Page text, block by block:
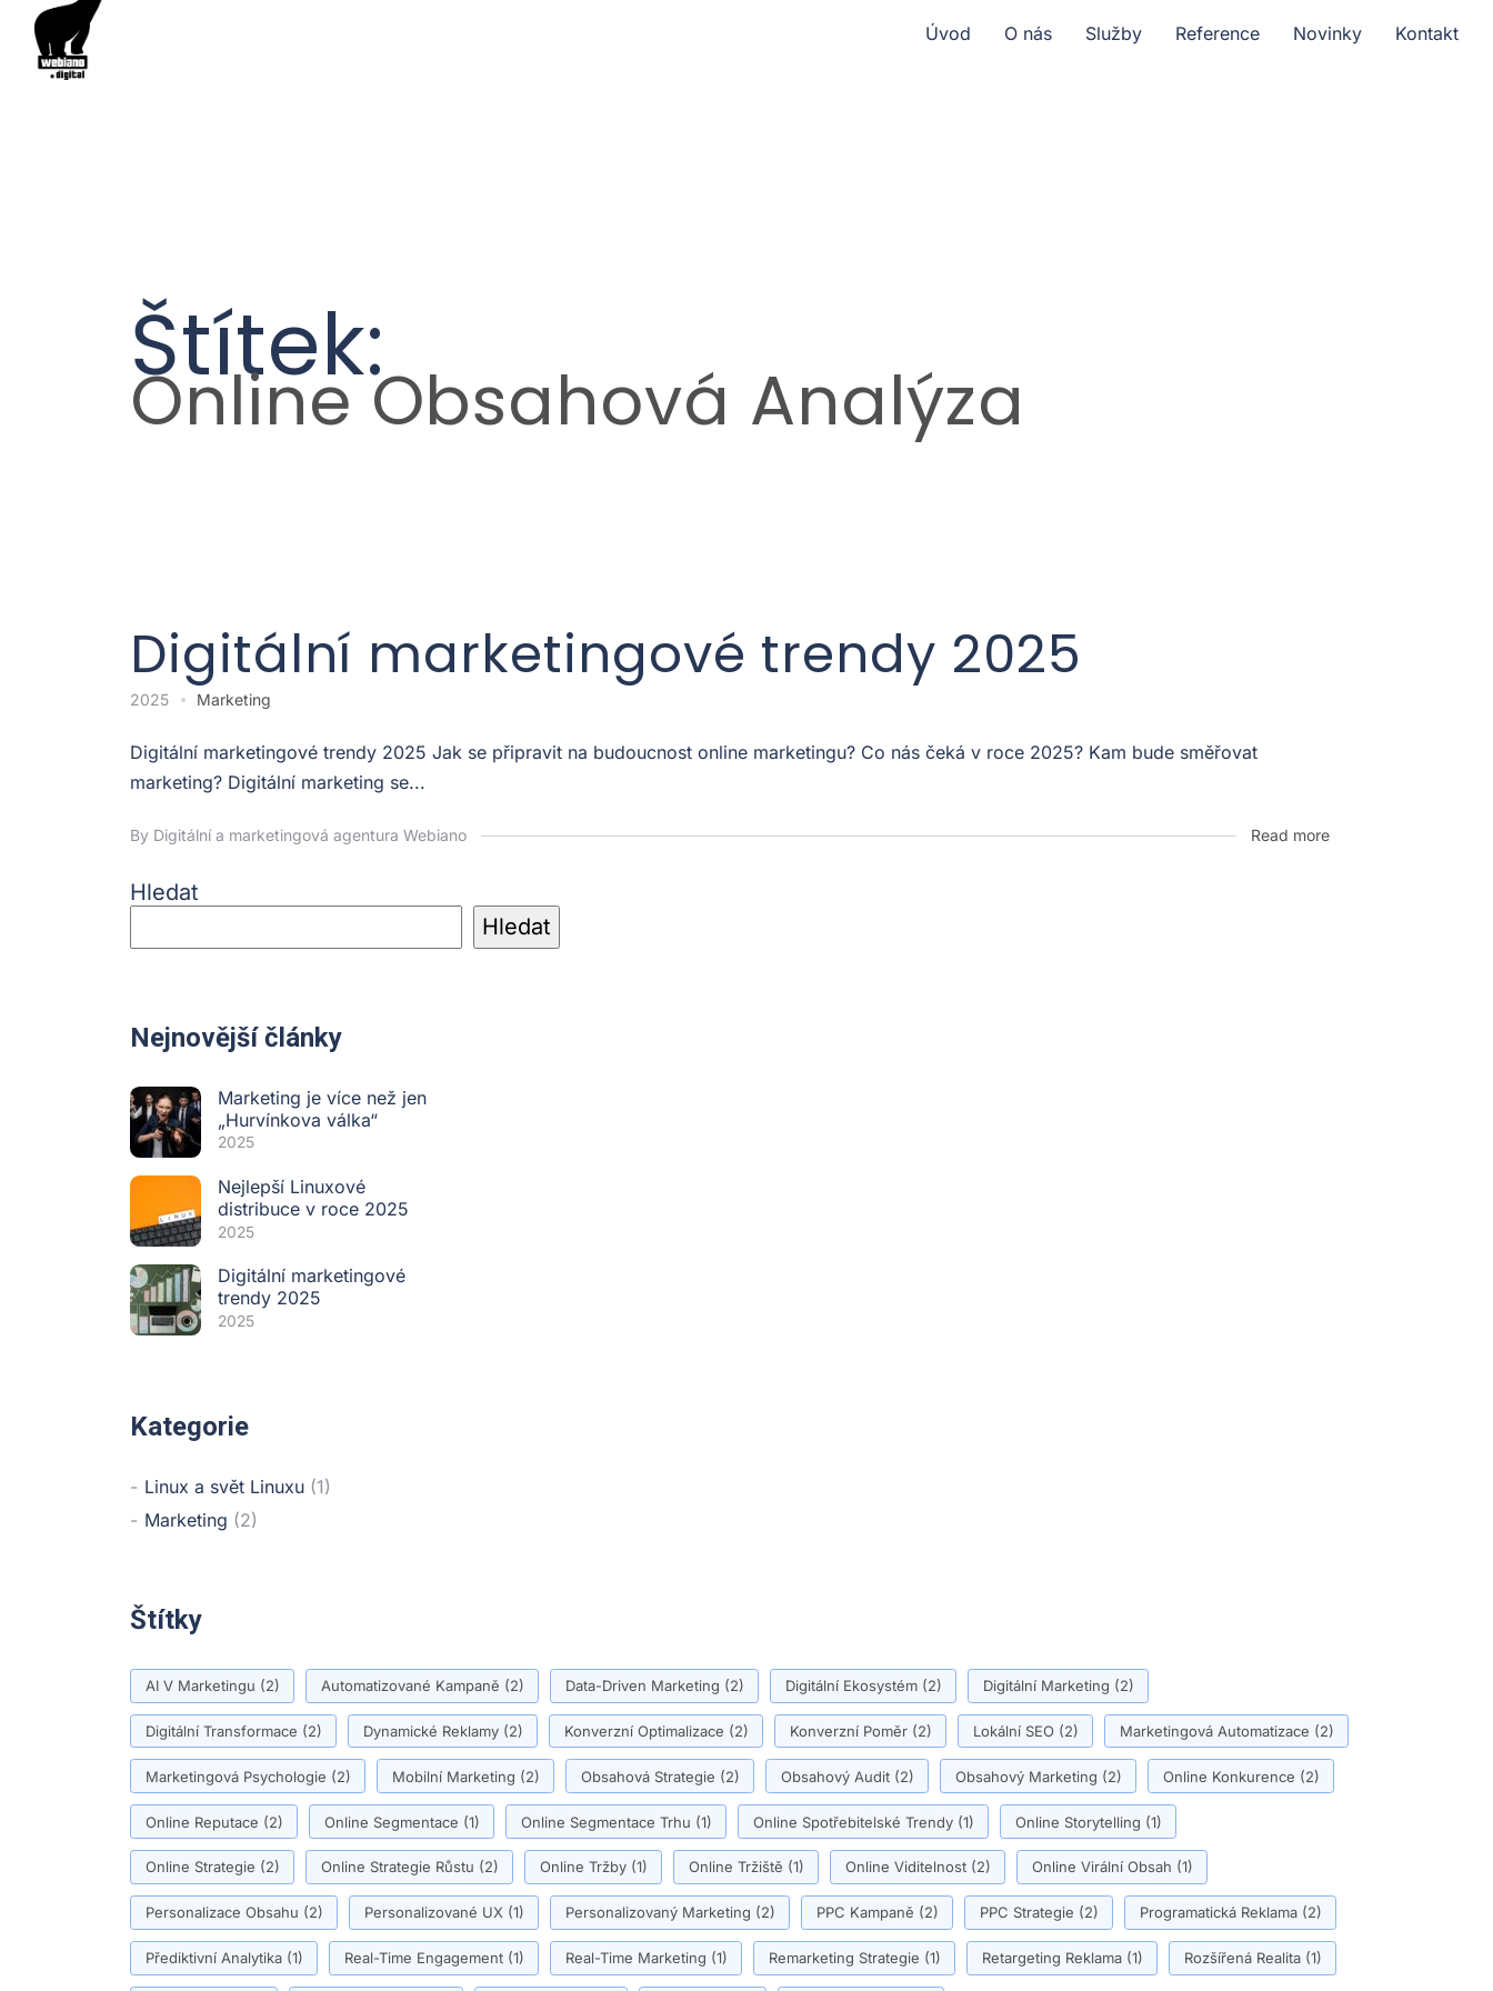
Úvod O nás Služby Reference Novinky Kontakt
Štítek:
Online Obsahová Analýza
Digitální marketingové trendy 2025
2025 Marketing
Digitální marketingové trendy 2025 Jak se připravit na budoucnost online marketingu? Co nás čeká v roce 2025? Kam bude směřovat
marketing? Digitální marketing se...
By Digitální a marketingová agentura Webiano Read more
Hledat
Hledat
Nejnovější články
Marketing je více než jen
„Hurvínkova válka“
2025
Nejlepší Linuxové
distribuce v roce 2025
2025
Digitální marketingové
trendy 2025
2025
Kategorie
Linux a svět Linuxu (1)
Marketing (2)
Štítky
AI V Marketingu (2) Automatizované Kampaně (2) Data-Driven Marketing (2) Digitální Ekosystém(2) Digitální Marketing (2)
Digitální Transformace (2) Dynamické Reklamy(2) Konverzní Optimalizace (2) Konverzní Poměr(2) Lokální SEO(2) Marketingová Automatizace (2)
Marketingová Psychologie (2) Mobilní Marketing (2) Obsahová Strategie (2) Obsahový Audit(2) Obsahový Marketing (2) Online Konkurence (2)
Online Reputace (2) Online Segmentace (1) Online Segmentace Trhu (1) Online Spotřebitelské Trendy(1) Online Storytelling (1)
Online Strategie (2) Online Strategie Růstu (2) Online Tržby(1) Online Tržiště (1) Online Viditelnost(2) Online Virální Obsah (1)
Personalizace Obsahu (2) Personalizované UX(1) Personalizovaný Marketing (2) PPC Kampaně (2) PPC Strategie (2) Programatická Reklama(2)
Přediktivní Analytika(1) Real-Time Engagement(1) Real-Time Marketing (1) Remarketing Strategie (1) Retargeting Reklama(1) Rozšířená Realita(1)